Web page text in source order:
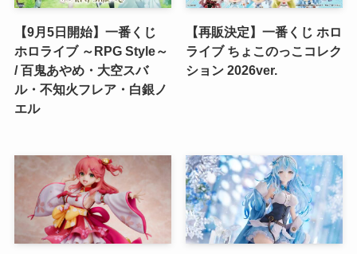
【9月5日開始】一番くじ
ホロライブ ～RPG Style～
/ 百鬼あやめ・大空スバ
ル・不知火フレア・白銀ノ
エル
【再販決定】一番くじ ホロ
ライブ ちょこのっこコレク
ション 2026ver.